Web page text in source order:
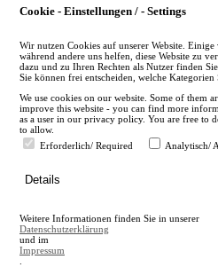
en
A
A
Cookie - Einstellungen / - Settings
Wir nutzen Cookies auf unserer Website. Einige
während andere uns helfen, diese Website zu
dazu und zu Ihren Rechten als Nutzer finden
Sie können frei entscheiden, welche Kategorien
We use cookies on our website. Some of them
improve this website - you can find more
as a user in our privacy policy. You are free to
to allow.
Erforderlich/ Required
Analytisch/
Details
Weitere Informationen finden Sie in unserer
Datenschutzerklärung
und im
Impressum